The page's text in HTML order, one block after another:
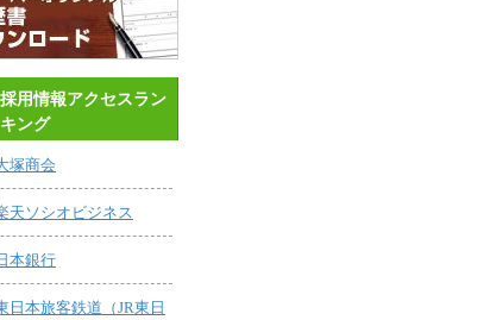
採用情報アクセスラン
キング
塚商会
天ソシオビジネス
本銀行
日本旅客鉄道（JR東日